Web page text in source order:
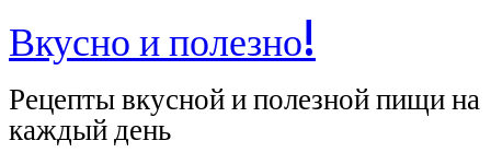
Перейти
содержимому
Вкусно и полезно!
Рецепты вкусной и полезной пищи на
каждый день